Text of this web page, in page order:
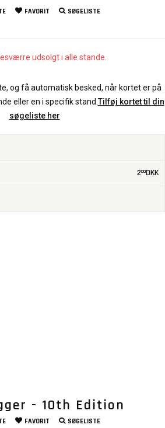
FAVORIT SØGELISTE
udsolgt i alle stande.
og få automatisk besked, når kortet er på
eller en i specifik stand.Tilføj kortet til din
søgeliste her
200DKK
- 10th Edition
FAVORIT SØGELISTE